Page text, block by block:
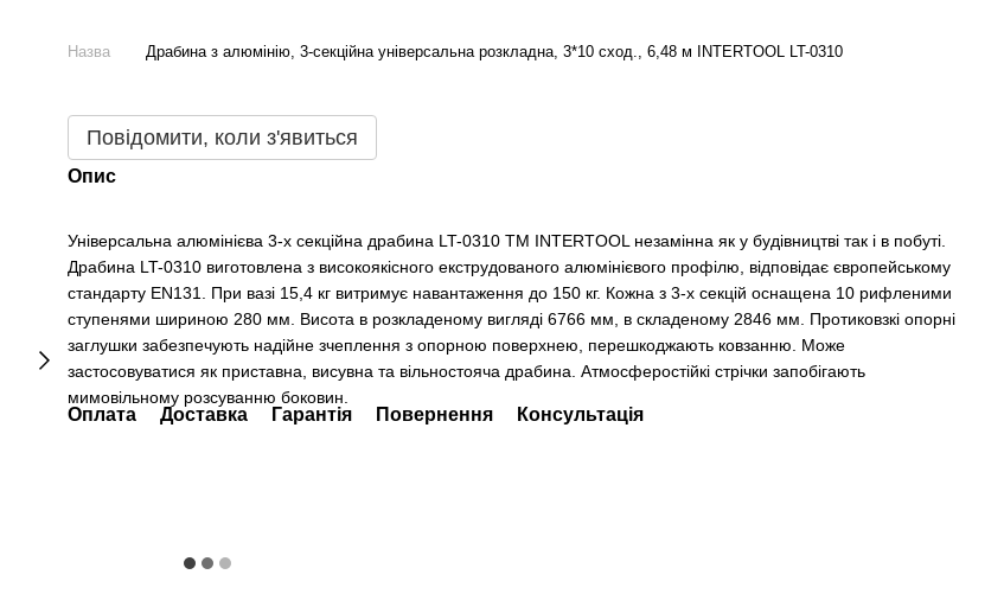
Назва Драбина з алюмінію, 3-секційна універсальна розкладна, 3*10 сход., 6,48 м INTERTOOL LT-0310
Повідомити, коли з'явиться
Опис
Універсальна алюмінієва 3-х секційна драбина LT-0310 ТМ INTERTOOL незамінна як у будівництві так і в побуті.
Драбина LT-0310 виготовлена ​​з високоякісного екструдованого алюмінієвого профілю, відповідає європейському
стандарту EN131. При вазі 15,4 кг витримує навантаження до 150 кг. Кожна з 3-х секцій оснащена 10 рифленими
ступенями шириною 280 мм. Висота в розкладеному вигляді 6766 мм, в складеному 2846 мм. Протиковзкі опорні
заглушки забезпечують надійне зчеплення з опорною поверхнею, перешкоджають ковзанню. Може
застосовуватися як приставна, висувна та вільностояча драбина. Атмосферостійкі стрічки запобігають
мимовільному розсуванню боковин.
Оплата Доставка Гарантія Повернення Консультація